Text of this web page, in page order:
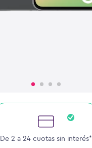
De 2 a 24 cuotas sin interés*